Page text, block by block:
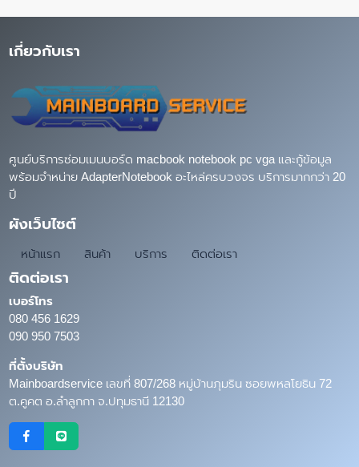
เกี่ยวกับเรา
ศูนย์บริการซ่อมเมนบอร์ด macbook notebook pc vga และกู้ข้อมูล
พร้อมจำหน่าย AdapterNotebook อะไหล่ครบวงจร บริการมากกว่า 20
ปี
ผังเว็บไซต์
หน้าแรก สินค้า บริการ ติดต่อเรา
ติดต่อเรา
เบอร์โทร
080 456 1629
090 950 7503
ที่ตั้งบริษัท
Mainboardservice เลขที่ 807/268 หมู่บ้านภุมริน ซอยพหลโยธิน 72
ต.คูคต อ.ลำลูกกา จ.ปทุมธานี 12130